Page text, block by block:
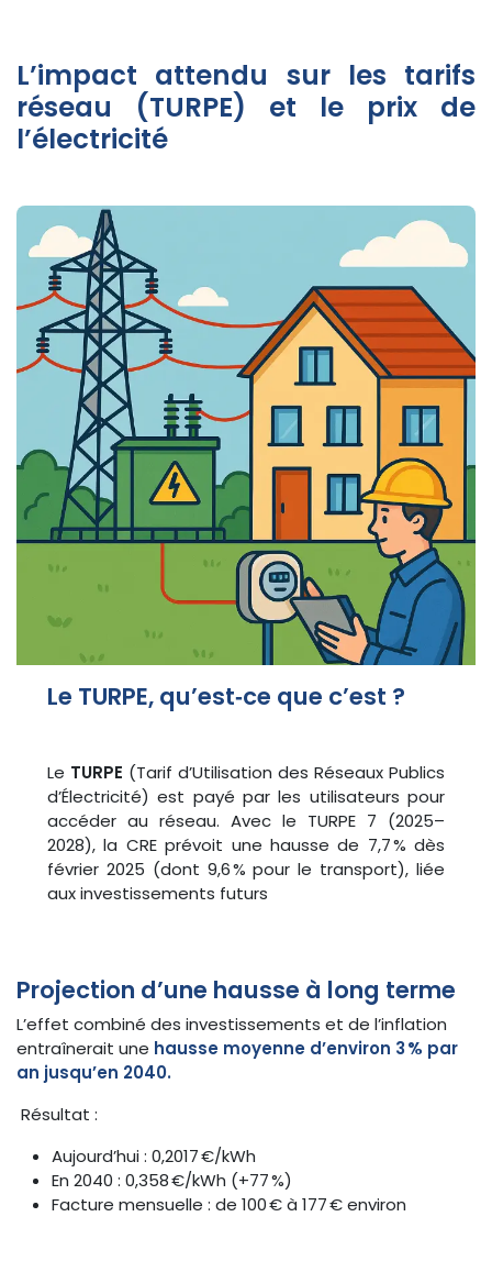
L’impact attendu sur les tarifs
réseau (TURPE) et le prix de
l’électricité
Le TURPE, qu’est‑ce que c’est ?
Le TURPE (Tarif d’Utilisation des Réseaux Publics
d’Électricité) est payé par les utilisateurs pour
accéder au réseau. Avec le TURPE 7 (2025–
2028), la CRE prévoit une hausse de 7,7 % dès
février 2025 (dont 9,6 % pour le transport), liée
aux investissements futurs
Projection d’une hausse à long terme
L’effet combiné des investissements et de l’inflation
entraînerait une hausse moyenne d’environ 3 % par
an jusqu’en 2040.
Résultat :
Aujourd’hui : 0,2017 €/kWh
En 2040 : 0,358 €/kWh (+77 %)
Facture mensuelle : de 100 € à 177 € environ